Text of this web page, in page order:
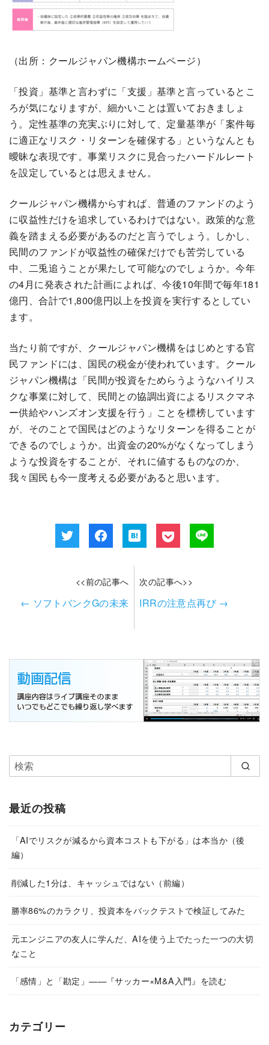
（出所：クールジャパン機構ホームページ）
「投資」基準と言わずに「支援」基準と言っているとこ
ろが気になりますが、細かいことは置いておきましょ
う。定性基準の充実ぶりに対して、定量基準が「案件毎
に適正なリスク・リターンを確保する」というなんとも
曖昧な表現です。事業リスクに見合ったハードルレート
を設定しているとは思えません。
クールジャパン機構からすれば、普通のファンドのよう
に収益性だけを追求しているわけではない。政策的な意
義を踏まえる必要があるのだと言うでしょう。しかし、
民間のファンドが収益性の確保だけでも苦労している
中、二兎追うことが果たして可能なのでしょうか。今年
の4月に発表された計画によれば、今後10年間で毎年181
億円、合計で1,800億円以上を投資を実行するとしてい
ます。
当たり前ですが、クールジャパン機構をはじめとする官
民ファンドには、国民の税金が使われています。クール
ジャパン機構は「民間が投資をためらうようなハイリス
クな事業に対して、民間との協調出資によるリスクマネ
ー供給やハンズオン支援を行う」ことを標榜しています
が、そのことで国民はどのようなリターンを得ることが
できるのでしょうか。出資金の20%がなくなってしまう
ような投資をすることが、それに値するものなのか、
我々国民も今一度考える必要があると思います。
<<前の記事へ
← ソフトバンクGの未来
次の記事へ>>
IRRの注意点再び →
最近の投稿
「AIでリスクが減るから資本コストも下がる」は本当か（後
編）
削減した1分は、キャッシュではない（前編）
勝率86%のカラクリ、投資本をバックテストで検証してみた
元エンジニアの友人に学んだ、AIを使う上でたった一つの大切
なこと
「感情」と「勘定」——『サッカー×M&A入門』を読む
カテゴリー